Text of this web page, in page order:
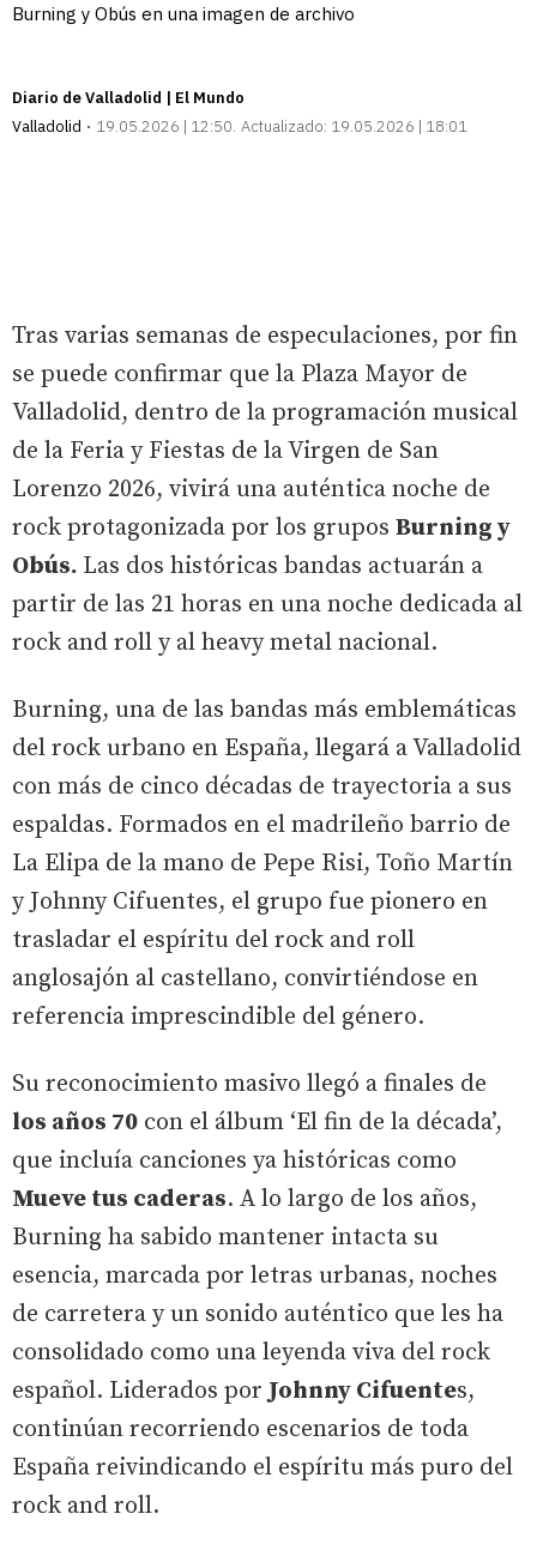
Burning y Obús en una imagen de archivo
Diario de Valladolid | El Mundo
Valladolid
19.05.2026 | 12:50 Actualizado: 19.05.2026 | 18:01
Tras varias semanas de especulaciones, por fin
se puede confirmar que la Plaza Mayor de
Valladolid, dentro de la programación musical
de la Feria y Fiestas de la Virgen de San
Lorenzo 2026, vivirá una auténtica noche de
rock protagonizada por los grupos Burning y
Obús. Las dos históricas bandas actuarán a
partir de las 21 horas en una noche dedicada al
rock and roll y al heavy metal nacional.
Burning, una de las bandas más emblemáticas
del rock urbano en España, llegará a Valladolid
con más de cinco décadas de trayectoria a sus
espaldas. Formados en el madrileño barrio de
La Elipa de la mano de Pepe Risi, Toño Martín
y Johnny Cifuentes, el grupo fue pionero en
trasladar el espíritu del rock and roll
anglosajón al castellano, convirtiéndose en
referencia imprescindible del género.
Su reconocimiento masivo llegó a finales de
los años 70 con el álbum ‘El fin de la década’,
que incluía canciones ya históricas como
Mueve tus caderas. A lo largo de los años,
Burning ha sabido mantener intacta su
esencia, marcada por letras urbanas, noches
de carretera y un sonido auténtico que les ha
consolidado como una leyenda viva del rock
español. Liderados por Johnny Cifuentes,
continúan recorriendo escenarios de toda
España reivindicando el espíritu más puro del
rock and roll.